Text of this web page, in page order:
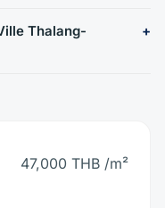
Thalang-
47,000 THB /m²